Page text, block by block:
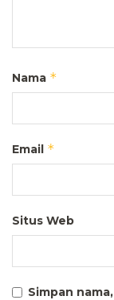
Nama *
Email *
Situs Web
Simpan